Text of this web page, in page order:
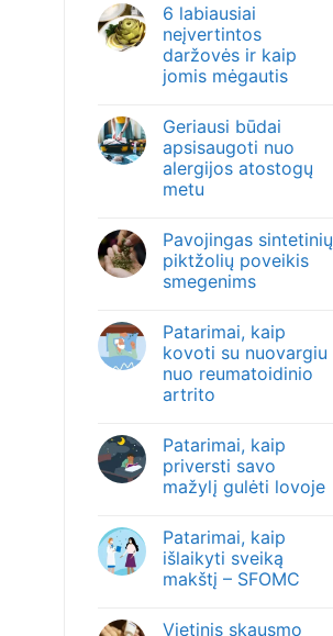
6 labiausiai
neįvertintos
daržovės ir kaip
jomis mėgautis
Geriausi būdai
apsisaugoti nuo
alergijos atostogų
metu
Pavojingas sintetinių
piktžolių poveikis
smegenims
Patarimai, kaip
kovoti su nuovargiu
nuo reumatoidinio
artrito
Patarimai, kaip
priversti savo
mažylį gulėti lovoje
Patarimai, kaip
išlaikyti sveiką
makštį – SFOMC
Vietinis skausmo